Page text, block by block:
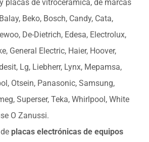
placas de vitrocerámica, de marcas
Beko, Bosch, Candy, Cata,
De-Dietrich, Edesa, Electrolux,
General Electric, Haier, Hoover,
Lg, Liebherr, Lynx, Mepamsa,
Otsein, Panasonic, Samsung,
Superser, Teka, Whirlpool, White
O Zanussi.
placas electrónicas de equipos